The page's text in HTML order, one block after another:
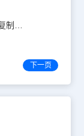
CAD无法复制到剪贴板怎么解决？CAD复制失灵自救指南
下一页